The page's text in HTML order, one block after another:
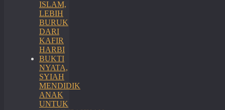
ISLAM,
LEBIH
BURUK
DARI
KAFIR
HARBI
BUKTI
NYATA,
SYIAH
MENDIDIK
ANAK
UNTUK